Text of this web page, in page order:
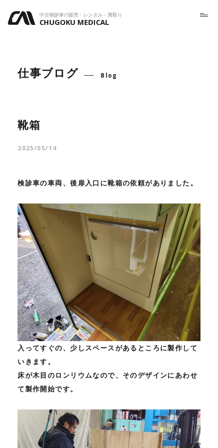
中古検診車の販売・レンタル・買取り
CHUGOKU MEDICAL
仕事ブログ Blog
靴箱
2025/05/14
検診車の車両、後扉入口に靴箱の依頼がありました。
入ってすぐの、少しスペースがあるところに製作して
いきます。
床が木目のロンリウムなので、そのデザインにあわせ
て製作開始です。